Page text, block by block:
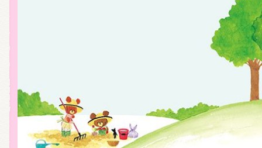
ショップインフォメーション
グッズインフォメーション